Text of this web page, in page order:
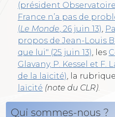
(président
France n’a pas de
(Le Monde, 26 juin 13),
propos de Jean-Louis
que lui" (25 juin 13), les
Glavany, P. Kessel et
de la laïcité), la rubrique
laïcité (note du CLR).
Qui sommes-nous ?